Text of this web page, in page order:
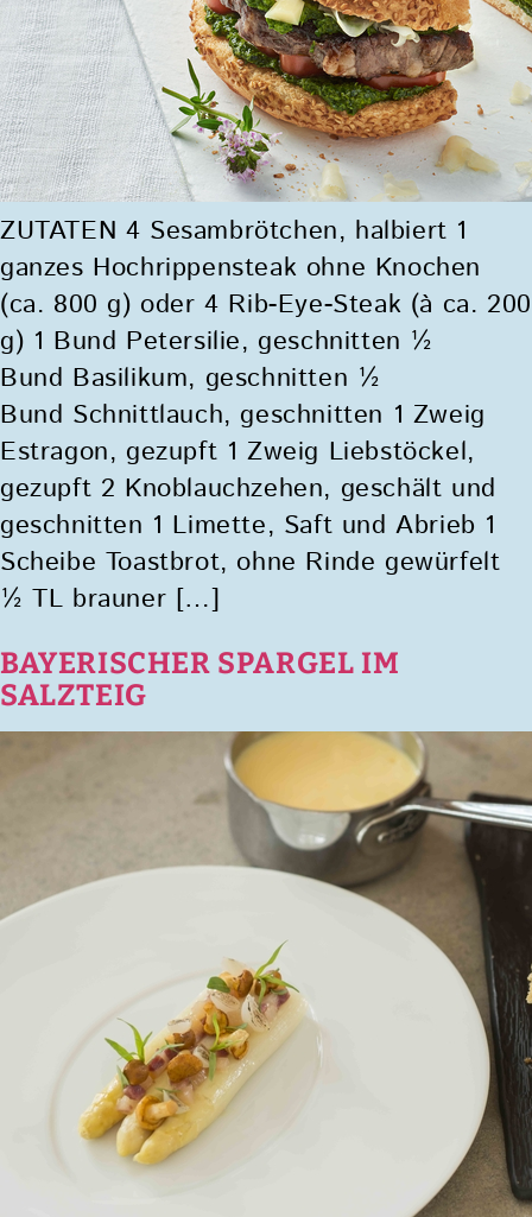
ZUTATEN 4 Sesambrötchen, halbiert 1
ganzes Hochrippensteak ohne Knochen
(ca. 800 g) oder 4 Rib-Eye-Steak (à ca. 200
g) 1 Bund Petersilie, geschnitten ½
Bund Basilikum, geschnitten ½
Bund Schnittlauch, geschnitten 1 Zweig
Estragon, gezupft 1 Zweig Liebstöckel,
gezupft 2 Knoblauchzehen, geschält und
geschnitten 1 Limette, Saft und Abrieb 1
Scheibe Toastbrot, ohne Rinde gewürfelt
½ TL brauner […]
BAYERISCHER SPARGEL IM
SALZTEIG